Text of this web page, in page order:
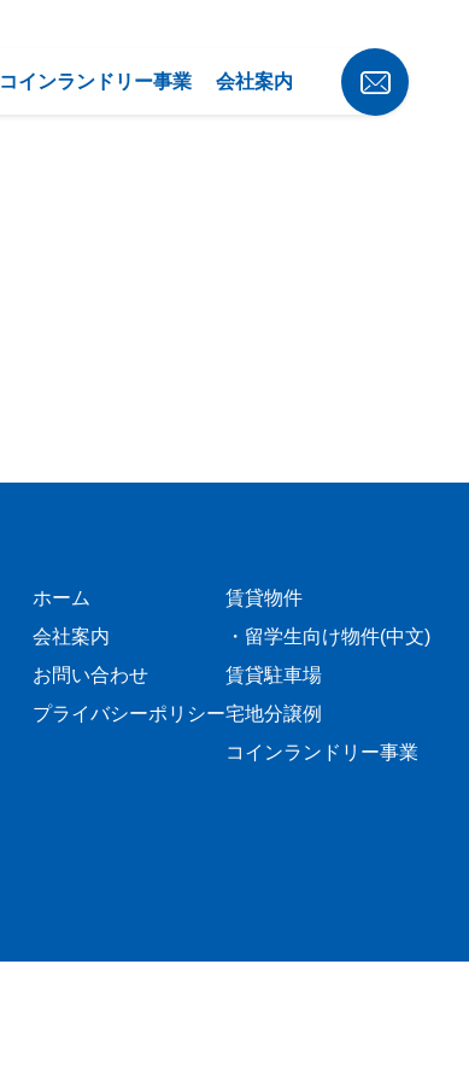
コインランドリー事業 会社案内
ホーム
会社案内
お問い合わせ
プライバシーポリシー
賃貸物件
・留学生向け物件(中文)
賃貸駐車場
宅地分譲例
コインランドリー事業